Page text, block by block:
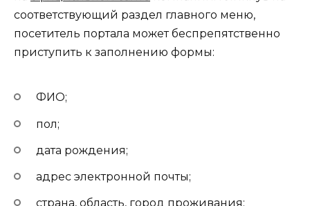
соответствующий раздел главного меню,
посетитель портала может беспрепятственно
приступить к заполнению формы:
ФИО;
пол;
дата рождения;
адрес электронной почты;
страна, область, город проживания;